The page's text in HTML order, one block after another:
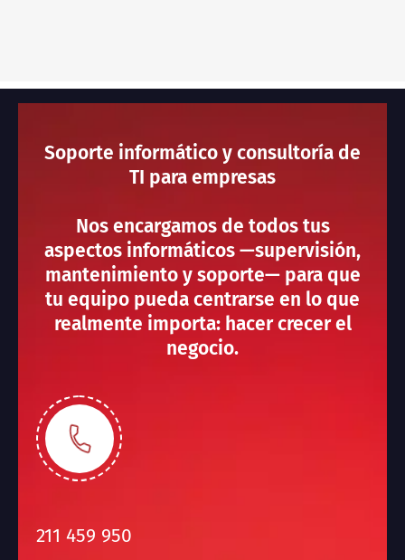
Soporte informático y consultoría de
TI para empresas
Nos encargamos de todos tus
aspectos informáticos —supervisión,
mantenimiento y soporte— para que
tu equipo pueda centrarse en lo que
realmente importa: hacer crecer el
negocio.
211 459 950